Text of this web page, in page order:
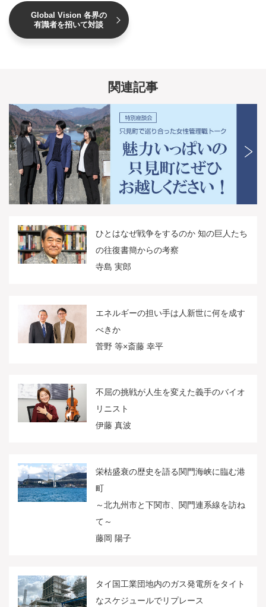
Global Vision 各界の
有識者を招いて対談
関連記事
ひとはなぜ戦争をするのか 知の巨人たち
の往復書簡からの考察
寺島 実郎
エネルギーの担い手は人新世に何を成す
べきか
菅野 等×斎藤 幸平
不屈の挑戦が人生を変えた義手のバイオ
リニスト
伊藤 真波
栄枯盛衰の歴史を語る関門海峡に臨む港
町
～北九州市と下関市、関門連系線を訪ね
て～
藤岡 陽子
タイ国工業団地内のガス発電所をタイト
なスケジュールでリプレース